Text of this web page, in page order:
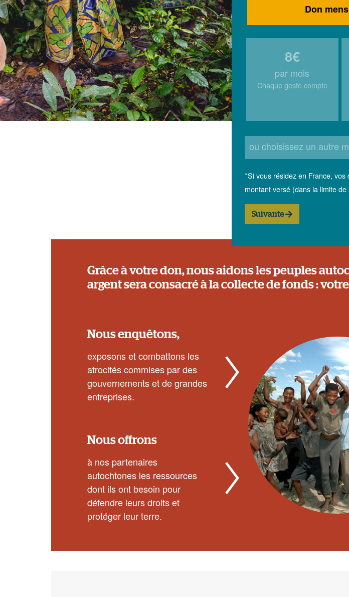
Don
8€
par mois
Chaque geste compte
ou choisissez un autre
*Si vous résidez en France,
montant versé (dans la limite
Suivante
Grâce à votre don, nous aidons les peuples
argent sera consacré à la collecte de fonds :
Nous enquêtons,
exposons et combattons les
atrocités commises par des
gouvernements et de grandes
entreprises.
Nous offrons
à nos partenaires
autochtones les ressources
dont ils ont besoin pour
défendre leurs droits et
protéger leur terre.